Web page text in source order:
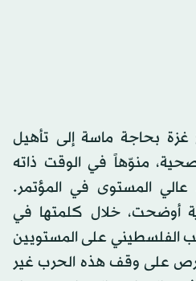
غزة بحاجة ماسة إلى تأهيل
منوّهاً في الوقت ذاته
عالي المستوى في المؤتمر.
أوضحت، خلال كلمتها في
الفلسطيني على المستويين
على وقف هذه الحرب غير